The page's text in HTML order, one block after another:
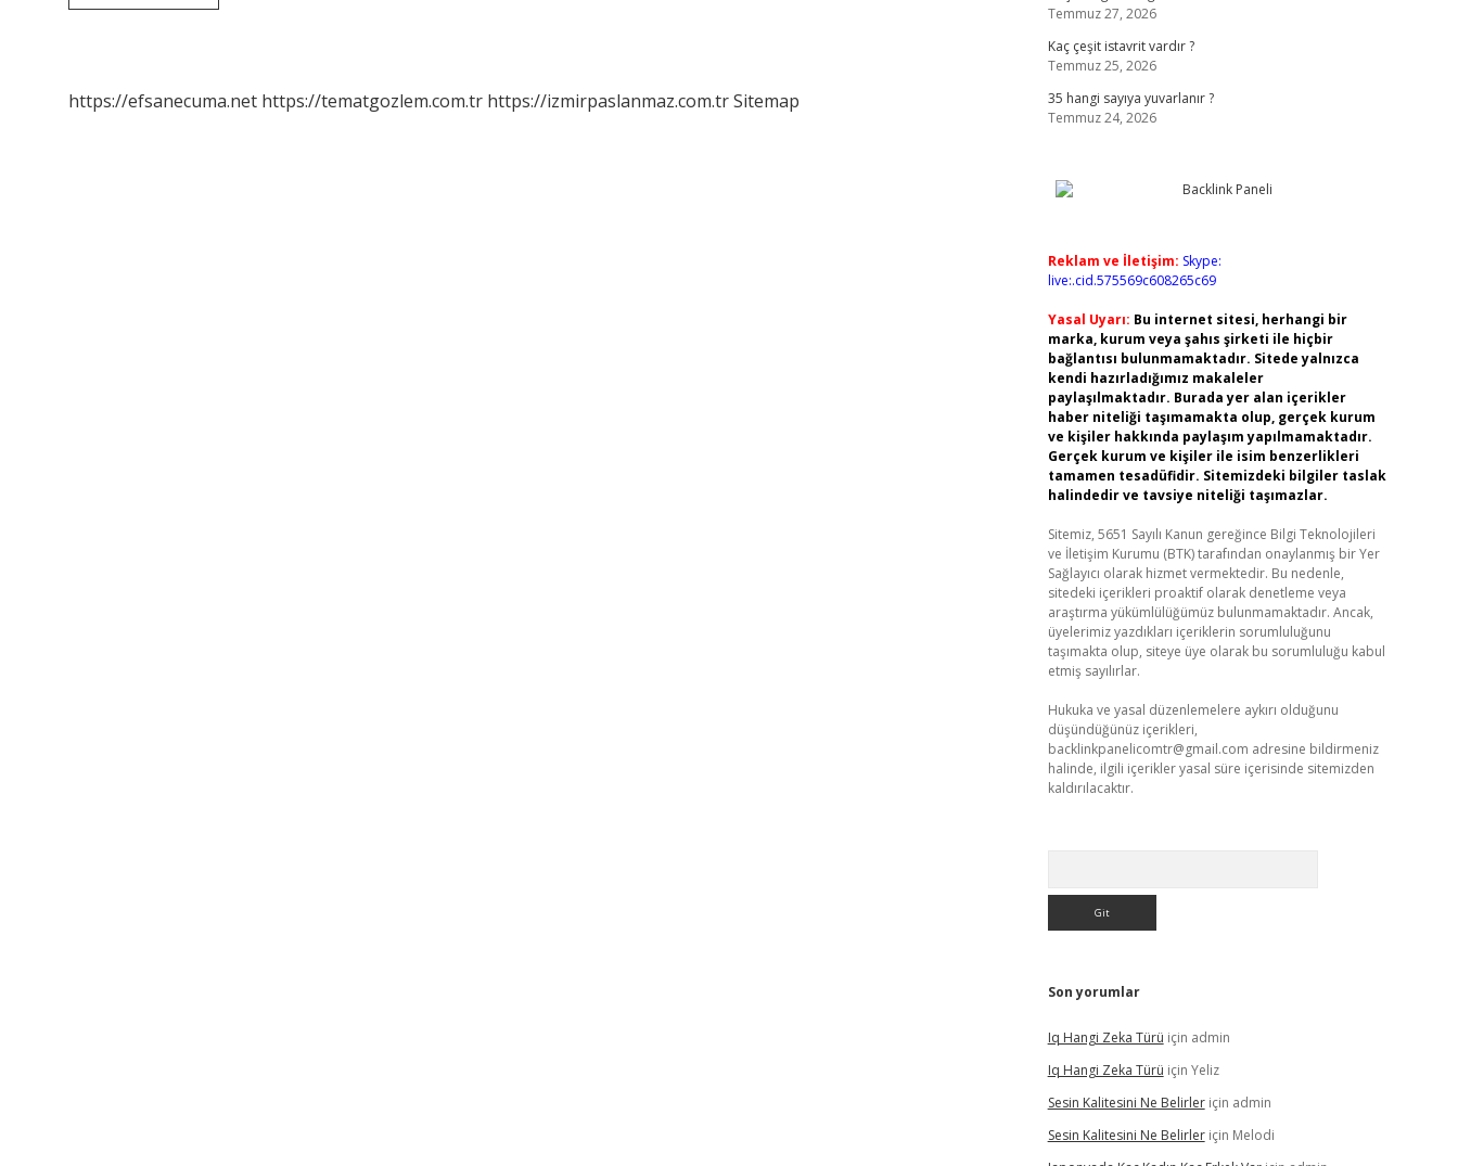
Uzmanın
https://efsanecuma.net https://tematgozlem.com.tr https://izmirpaslanmaz.com.trSitemap
Temmuz 27, 2026
Kaç çeşit istavrit vardır ?
Temmuz 25, 2026
35 hangi sayıya yuvarlanır ?
Temmuz 24, 2026
Reklam ve İletişim: Skype:
live:.cid.575569c608265c69
Yasal Uyarı: Bu internet sitesi, herhangi bir
marka, kurum veya şahıs şirketi ile hiçbir
bağlantısı bulunmamaktadır. Sitede yalnızca
kendi hazırladığımız makaleler
paylaşılmaktadır. Burada yer alan içerikler
haber niteliği taşımamakta olup, gerçek kurum
ve kişiler hakkında paylaşım yapılmamaktadır.
Gerçek kurum ve kişiler ile isim benzerlikleri
tamamen tesadüfidir. Sitemizdeki bilgiler taslak
halindedir ve tavsiye niteliği taşımazlar.
Sitemiz, 5651 Sayılı Kanun gereğince Bilgi Teknolojileri
ve İletişim Kurumu (BTK) tarafından onaylanmış bir Yer
Sağlayıcı olarak hizmet vermektedir. Bu nedenle,
sitedeki içerikleri proaktif olarak denetleme veya
araştırma yükümlülüğümüz bulunmamaktadır. Ancak,
üyelerimiz yazdıkları içeriklerin sorumluluğunu
taşımakta olup, siteye üye olarak bu sorumluluğu kabul
etmiş sayılırlar.
Hukuka ve yasal düzenlemelere aykırı olduğunu
düşündüğünüz içerikleri,
backlinkpanelicomtr@gmail.com adresine bildirmeniz
halinde, ilgili içerikler yasal süre içerisinde sitemizden
kaldırılacaktır.
Son yorumlar
Iq Hangi Zeka Türü için admin
Iq Hangi Zeka Türü için Yeliz
Sesin Kalitesini Ne Belirleriçin admin
Sesin Kalitesini Ne Belirleriçin Melodi